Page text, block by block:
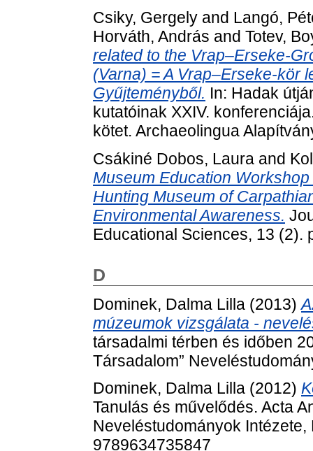
Csiky, Gergely and Langó,
Horváth, András and Totev,
related to the Vrap–Erseke-
(Varna) = A Vrap–Erseke-kör
Gyűjteményből. In: Hadak
kutatóinak XXIV.
kötet. Archaeolingua
Csákiné Dobos, Laura and
Museum Education
Hunting Museum of
Environmental Awareness.
Educational Sciences, 13 (2).
D
Dominek, Dalma Lilla (2013)
múzeumok vizsgálata -
társadalmi térben és időben
Társadalom”
Dominek, Dalma Lilla (2012)
Tanulás és művelődés. Acta
Neveléstudományok
9789634735847